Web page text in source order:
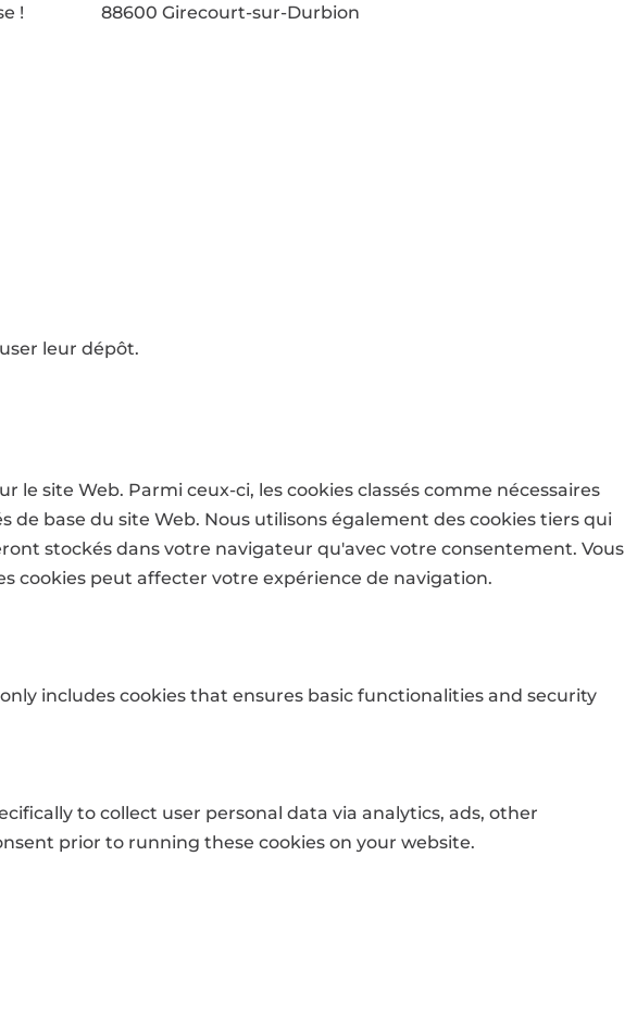
!
88600 Girecourt-sur-Durbion
leur dépôt.
site Web. Parmi ceux-ci, les cookies classés comme nécessaires
base du site Web. Nous utilisons également des cookies tiers qui
stockés dans votre navigateur qu'avec votre consentement. Vous
cookies peut affecter votre expérience de navigation.
includes cookies that ensures basic functionalities and security
to collect user personal data via analytics, ads, other
prior to running these cookies on your website.